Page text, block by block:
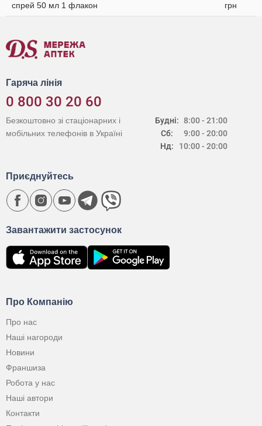
спрей 50 мл 1 флакон
грн
Гаряча лінія
0 800 30 20 60
Будні:
Сб:
Нд:
8:00 - 21:00
9:00 - 20:00
10:00 - 20:00
Безкоштовно зі стаціонарних і
мобільних телефонів в Україні
Про Компанію
Про нас
Наші нагороди
Новини
Франшиза
Робота у нас
Наші автори
Контакти
Завантажити застосунок
Приєднуйтесь